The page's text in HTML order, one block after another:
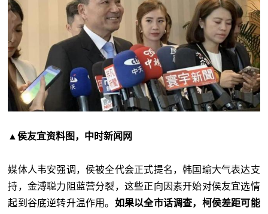
▲侯友宜资料图，中时新闻网
媒体人韦安强调，侯被全代会正式提名，韩国瑜大气表达支
持，金溥聪力阻蓝营分裂，这些正向因素开始对侯友宜选情
起到谷底逆转升温作用。 如果以全市话调查，柯侯差距可能